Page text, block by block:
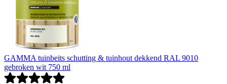
GAMMA tuinbeits schutting & tuinhout dekkend RAL 9010
gebroken wit 750 ml